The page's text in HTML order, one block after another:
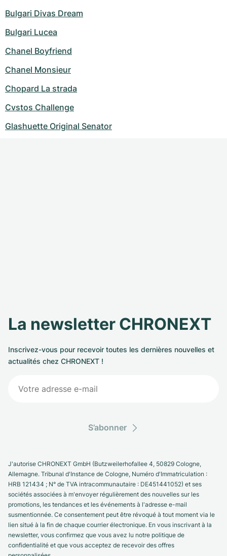
Bulgari Divas Dream
Bulgari Lucea
Chanel Boyfriend
Chanel Monsieur
Chopard La strada
Cvstos Challenge
Glashuette Original Senator
La newsletter CHRONEXT
Inscrivez-vous pour recevoir toutes les dernières nouvelles et
actualités chez CHRONEXT !
S’abonner
J'autorise CHRONEXT GmbH (Butzweilerhofallee 4, 50829 Cologne,
Allemagne. Tribunal d'Instance de Cologne, Numéro d'Immatriculation :
HRB 121434 ; N° de TVA intracommunautaire : DE451441052) et ses
sociétés associées à m'envoyer régulièrement des nouvelles sur les
promotions, les tendances et les événements à l'adresse e-mail
susmentionnée. Ce consentement peut être révoqué à tout moment via le
lien situé à la fin de chaque courrier électronique. En vous inscrivant à la
newsletter, vous confirmez que vous avez lu notre politique de
confidentialité et que vous acceptez de recevoir des offres